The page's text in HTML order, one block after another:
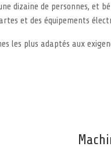
dizaine de personnes, et
et des équipements
les plus adaptés aux